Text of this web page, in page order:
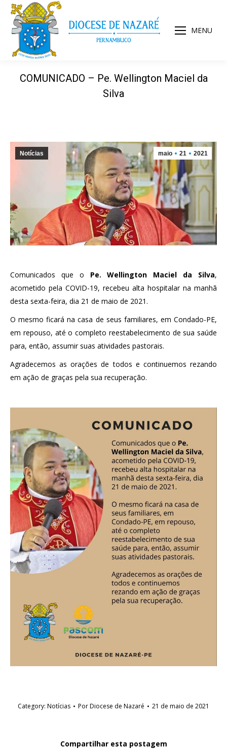
MENU
COMUNICADO – Pe. Wellington Maciel da
Silva
maio 21 2021
Notícias
Comunicados que o Pe. Wellington Maciel da Silva,
acometido pela COVID-19, recebeu alta hospitalar na manhã
desta sexta-feira, dia 21 de maio de 2021.
O mesmo ficará na casa de seus familiares, em Condado-PE,
em repouso, até o completo reestabelecimento de sua saúde
para, então, assumir suas atividades pastorais.
Agradecemos as orações de todos e continuemos rezando
em ação de graças pela sua recuperação.
Category: Notícias PorDiocese de Nazaré 21 de maio de 2021
Compartilhar esta postagem